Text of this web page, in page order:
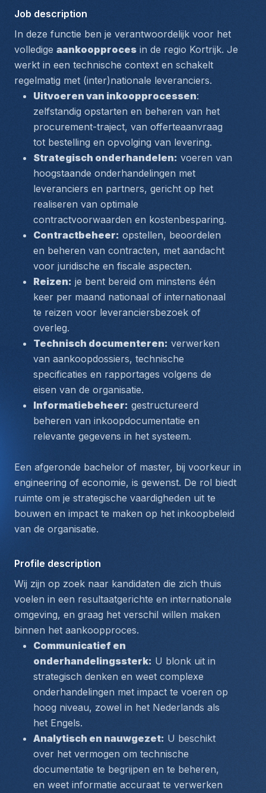
Job description
In deze functie ben je verantwoordelijk voor het
volledige aankoopproces in de regio Kortrijk. Je
werkt in een technische context en schakelt
regelmatig met (inter)nationale leveranciers.
Uitvoeren van inkoopprocessen:
zelfstandig opstarten en beheren van het
procurement-traject, van offerteaanvraag
tot bestelling en opvolging van levering.
Strategisch onderhandelen:
hoogstaande onderhandelingen met
leveranciers en partners, gericht op het
realiseren van optimale
contractvoorwaarden en kostenbesparing.
Contractbeheer: opstellen, beoordelen
en beheren van contracten, met aandacht
voor juridische en fiscale aspecten.
Reizen: je bent bereid om minstens één
keer per maand nationaal of internationaal
te reizen voor leveranciersbezoek of
overleg.
Technisch documenteren: verwerken
van aankoopdossiers, technische
specificaties en rapportages volgens de
eisen van de organisatie.
Informatiebeheer: gestructureerd
beheren van inkoopdocumentatie en
relevante gegevens in het systeem.
engineering of economie, is gewenst. De rol biedt
ruimte om je strategische vaardigheden uit te
bouwen en impact te maken op het inkoopbeleid
van de organisatie.
Profile description
Wij zijn op zoek naar kandidaten die zich thuis
voelen in een resultaatgerichte en internationale
omgeving, en graag het verschil willen maken
binnen het aankoopproces.
Communicatief en
onderhandelingssterk: U blonk uit in
strategisch denken en weet complexe
onderhandelingen met impact te voeren op
hoog niveau, zowel in het Nederlands als
het Engels.
Analytisch en nauwgezet: U beschikt
over het vermogen om technische
documentatie te begrijpen en te beheren,
en weet informatie accuraat te verwerken